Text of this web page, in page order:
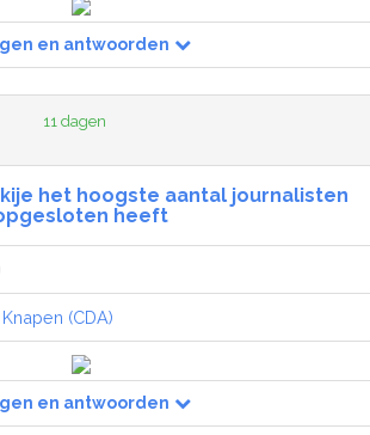
en antwoorden
11 dagen
het hoogste aantal journalisten
heeft
Knapen (CDA)
en antwoorden